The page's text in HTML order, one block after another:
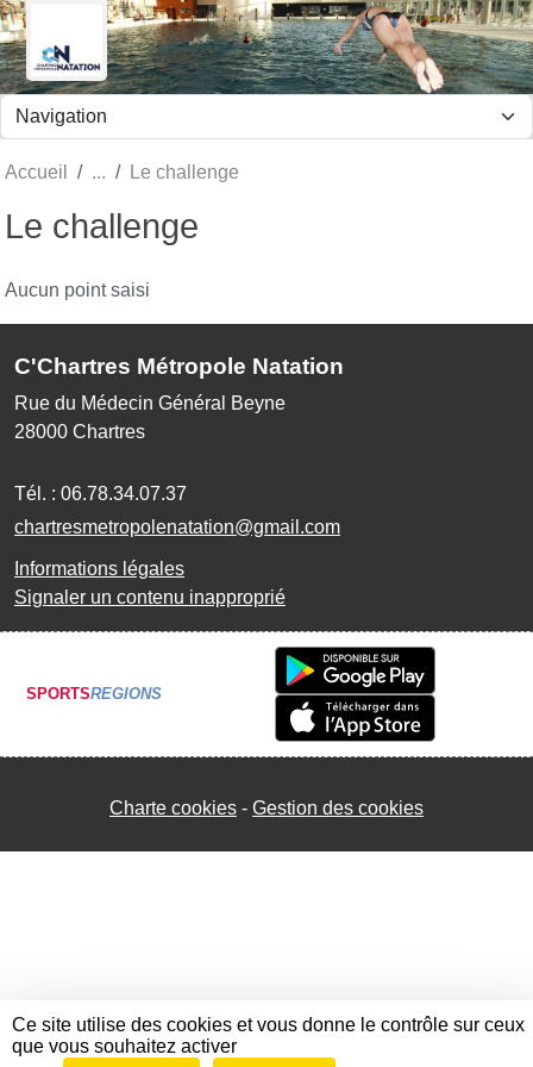
Accueil Le challenge
Le challenge
Aucun point saisi
C'Chartres Métropole Natation
Rue du Médecin Général Beyne
28000 Chartres
Tél. : 06.78.34.07.37
chartresmetropolenatation@gmail.com
Informations légales
Signaler un contenu inapproprié
SPORTSREGIONS
Charte cookies Gestion des cookies
Panneau de gestion des cookies
Ce site utilise des cookies et vous donne le contrôle sur ceux
que vous souhaitez activer